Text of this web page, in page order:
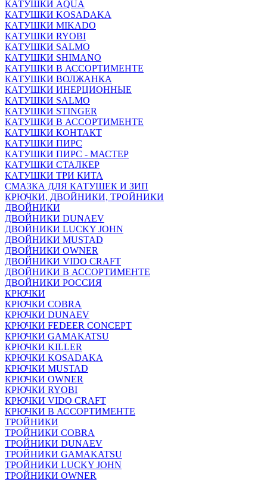
КАТУШКИ AQUA
КАТУШКИ KOSADAKA
КАТУШКИ MIKADO
КАТУШКИ RYOBI
КАТУШКИ SALMO
КАТУШКИ SHIMANO
КАТУШКИ В АССОРТИМЕНТЕ
КАТУШКИ ВОЛЖАНКА
КАТУШКИ ИНЕРЦИОННЫЕ
КАТУШКИ SALMO
КАТУШКИ STINGER
КАТУШКИ В АССОРТИМЕНТЕ
КАТУШКИ КОНТАКТ
КАТУШКИ ПИРС
КАТУШКИ ПИРС - МАСТЕР
КАТУШКИ СТАЛКЕР
КАТУШКИ ТРИ КИТА
СМАЗКА ДЛЯ КАТУШЕК И ЗИП
КРЮЧКИ, ДВОЙНИКИ, ТРОЙНИКИ
ДВОЙНИКИ
ДВОЙНИКИ DUNAEV
ДВОЙНИКИ LUCKY JOHN
ДВОЙНИКИ MUSTAD
ДВОЙНИКИ OWNER
ДВОЙНИКИ VIDO CRAFT
ДВОЙНИКИ В АССОРТИМЕНТЕ
ДВОЙНИКИ РОССИЯ
КРЮЧКИ
КРЮЧКИ COBRA
КРЮЧКИ DUNAEV
КРЮЧКИ FEDEER CONCEPT
КРЮЧКИ GAMAKATSU
КРЮЧКИ KILLER
КРЮЧКИ KOSADAKA
КРЮЧКИ MUSTAD
КРЮЧКИ OWNER
КРЮЧКИ RYOBI
КРЮЧКИ VIDO CRAFT
КРЮЧКИ В АССОРТИМЕНТЕ
ТРОЙНИКИ
ТРОЙНИКИ COBRA
ТРОЙНИКИ DUNAEV
ТРОЙНИКИ GAMAKATSU
ТРОЙНИКИ LUCKY JOHN
ТРОЙНИКИ OWNER